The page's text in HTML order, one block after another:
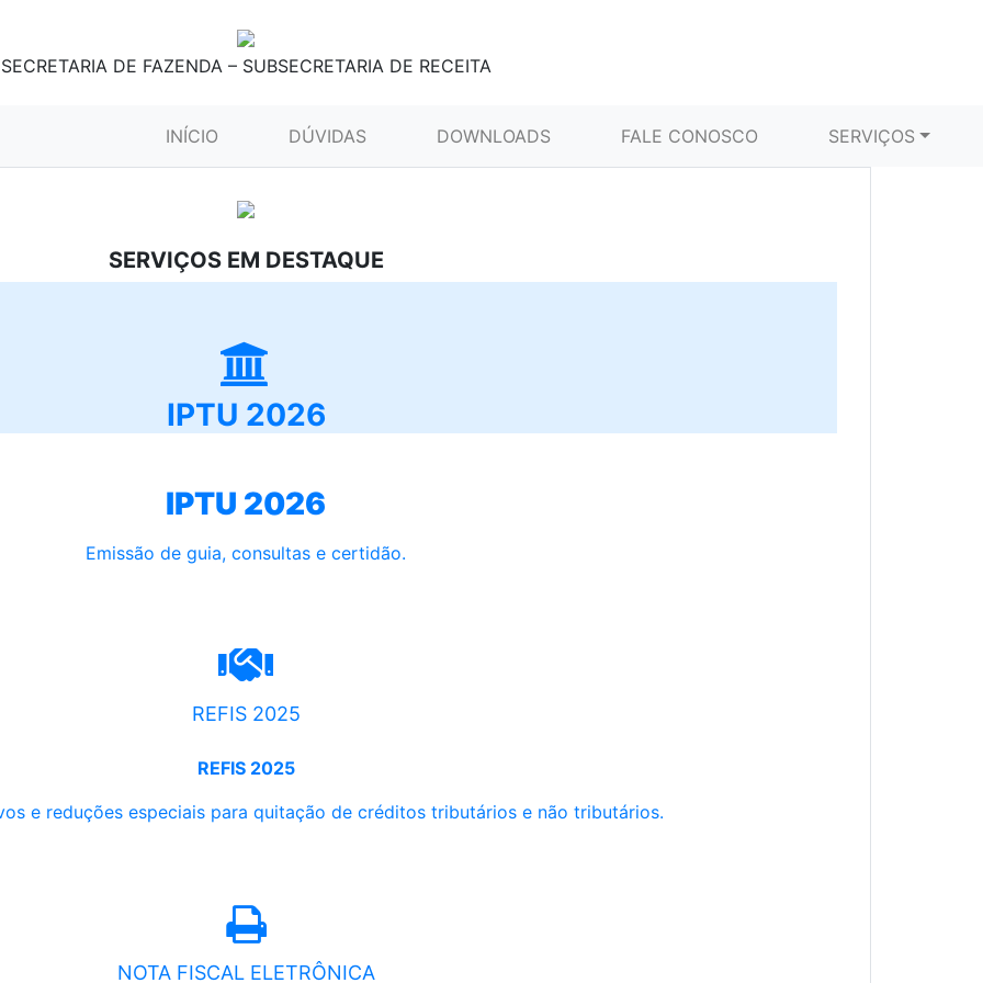
SECRETARIA DE FAZENDA – SUBSECRETARIA DE RECEITA
INÍCIO (CURRENT)DÚVIDAS DOWNLOADS FALE CONOSCO SERVIÇOS
SERVIÇOS EM DESTAQUE
IPTU 2026
IPTU 2026
Emissão de guia, consultas e certidão.
REFIS 2025
REFIS 2025
e reduções especiais para quitação de créditos tributários e não tributários.
NOTA FISCAL ELETRÔNICA